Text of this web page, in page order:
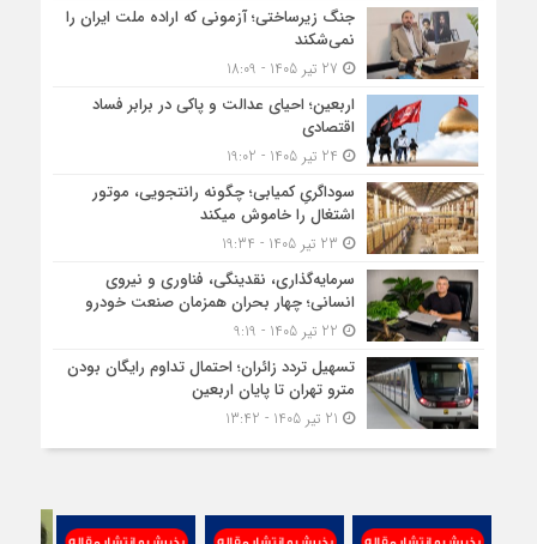
جنگ زیرساختی؛ آزمونی که اراده ملت ایران را
نمی‌شکند
اربعین؛ احیای عدالت و پاکی در برابر فساد
اقتصادی
سوداگریِ کمیابی؛ چگونه رانتجویی، موتور
اشتغال را خاموش میکند
سرمایه‌گذاری، نقدینگی، فناوری و نیروی
انسانی؛ چهار بحران همزمان صنعت خودرو
تسهیل تردد زائران؛ احتمال تداوم رایگان بودن
مترو تهران تا پایان اربعین